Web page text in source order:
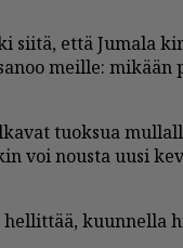
sii­tä, et­tä Ju­ma­la
meil­le:
tuok­sua
voi nous­ta uu­si
kuun­nel­la